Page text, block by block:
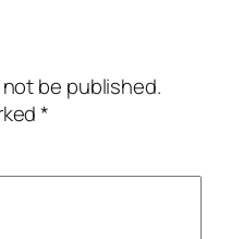
be published.
*